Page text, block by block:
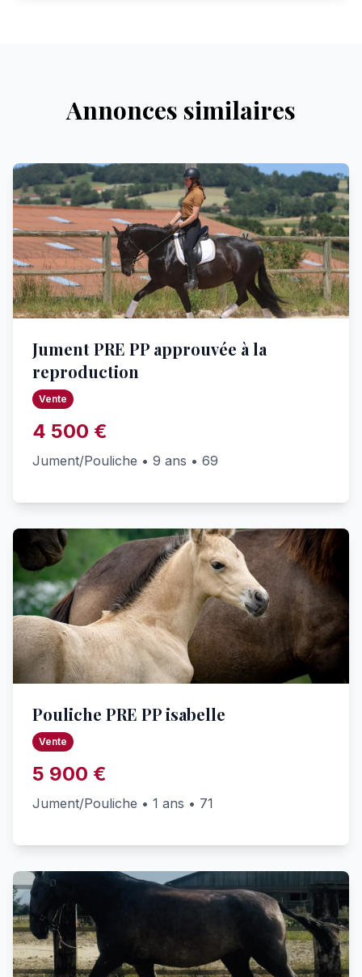
Annonces similaires
Jument PRE PP approuvée à la
reproduction
Vente
4 500 €
Jument/Pouliche • 9 ans • 69
Pouliche PRE PP isabelle
Vente
5 900 €
Jument/Pouliche • 1 ans • 71